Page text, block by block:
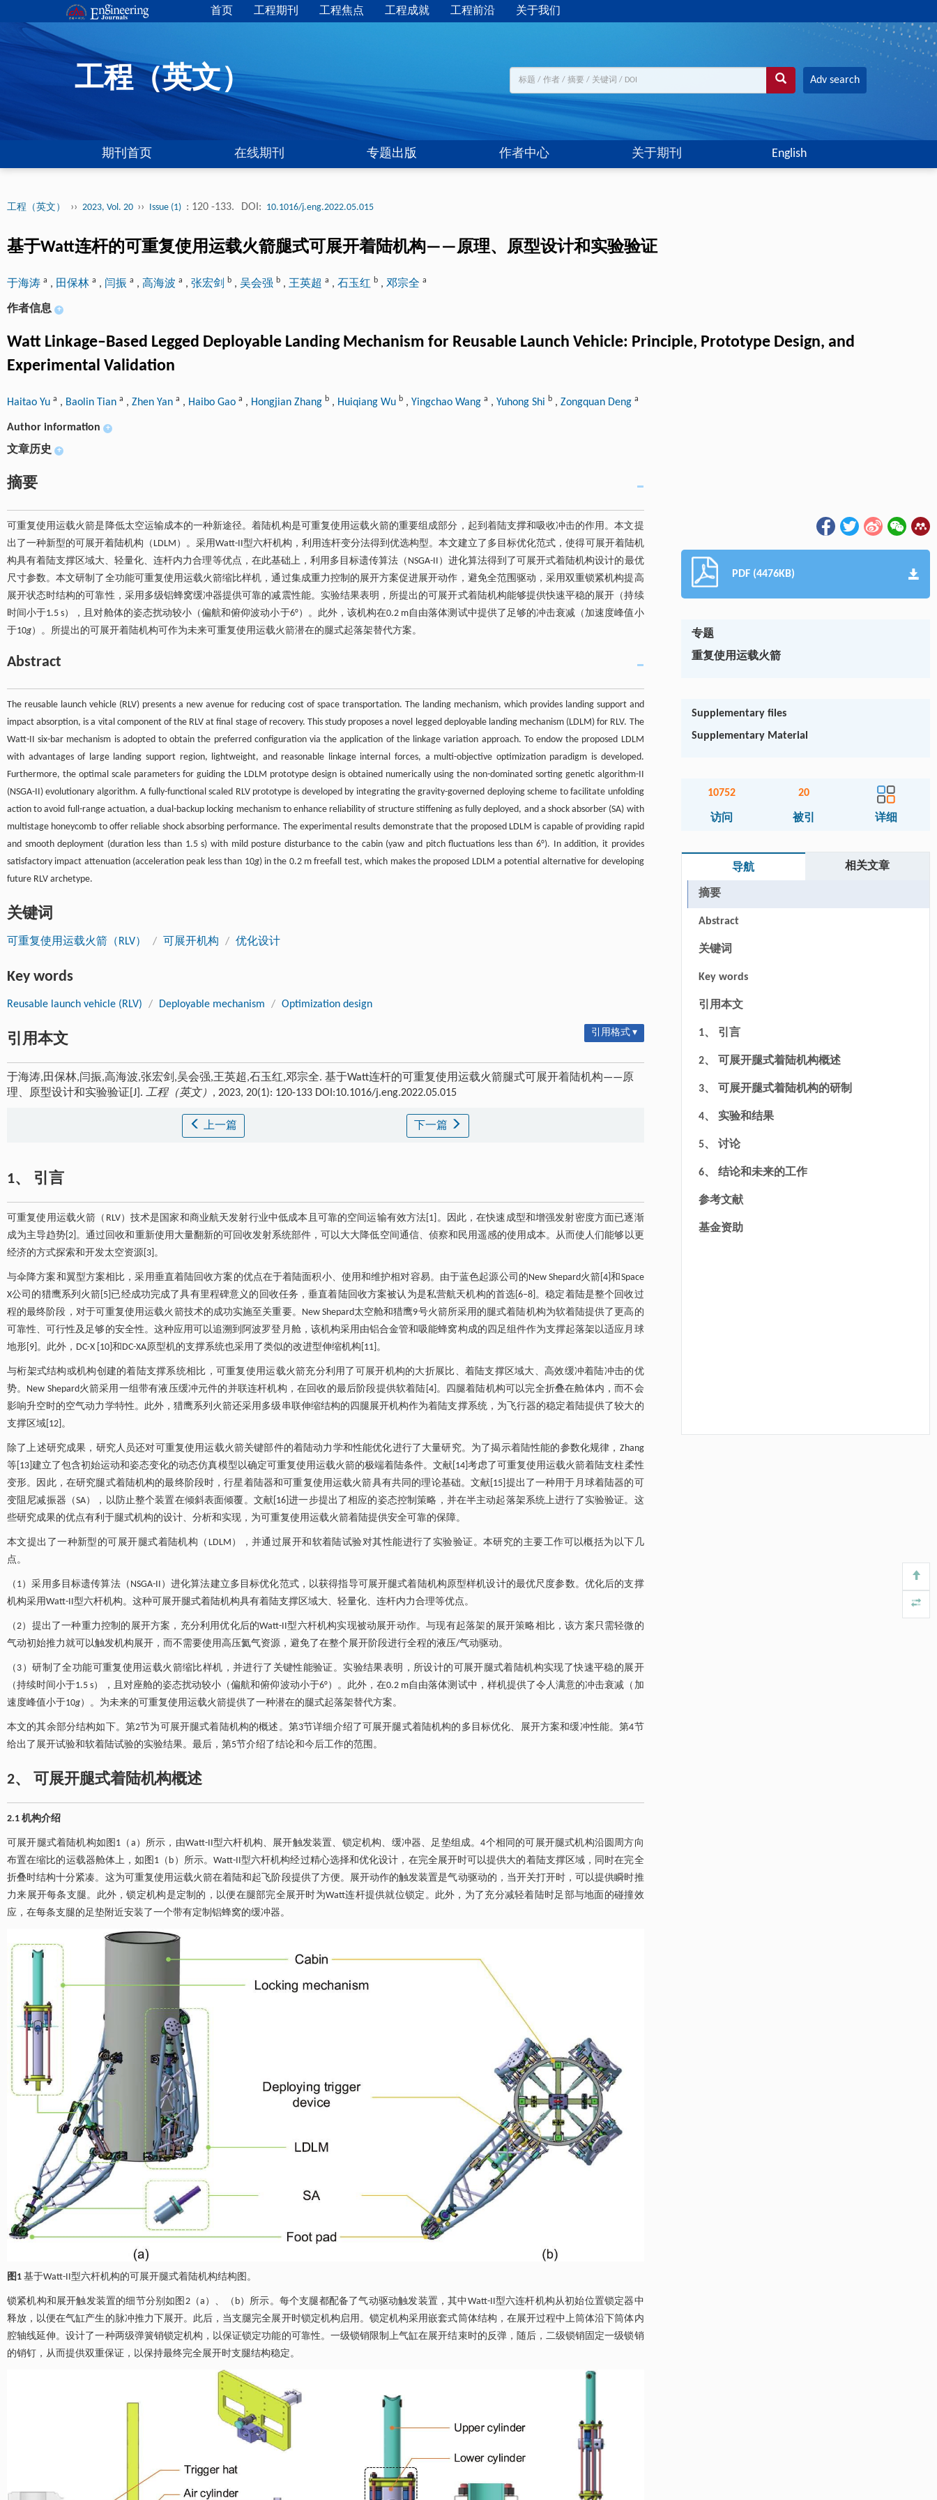
首页 工程期刊 工程焦点 工程成就 工程前沿 关于我们
工程（英文） Adv search
期刊首页 在线期刊 专题出版 作者中心 关于期刊 English
工程（英文） ›› 2023, Vol. 20 ›› Issue (1) : 120 -133. DOI: 10.1016/j.eng.2022.05.015
基于Watt连杆的可重复使用运载火箭腿式可展开着陆机构——原理、原型设计和实验验证
于海涛 a , 田保林 a , 闫振 a , 高海波 a , 张宏剑 b , 吴会强 b , 王英超 a , 石玉红 b , 邓宗全 a
作者信息 +
Watt Linkage–Based Legged Deployable Landing Mechanism for Reusable Launch Vehicle: Principle, Prototype Design, and
Experimental Validation
Haitao Yu a , Baolin Tian a , Zhen Yan a , Haibo Gao a , Hongjian Zhang b , Huiqiang Wu b , Yingchao Wang a , Yuhong Shi b , Zongquan Deng a
Author information +
文章历史 +
摘要
可重复使用运载火箭是降低太空运输成本的一种新途径。着陆机构是可重复使用运载火箭的重要组成部分，起到着陆支撑和吸收冲击的作用。本文提
出了一种新型的可展开着陆机构（LDLM）。采用Watt-II型六杆机构，利用连杆变分法得到优选构型。本文建立了多目标优化范式，使得可展开着陆机
构具有着陆支撑区域大、轻量化、连杆内力合理等优点，在此基础上，利用多目标遗传算法（NSGA-II）进化算法得到了可展开式着陆机构设计的最优
尺寸参数。本文研制了全功能可重复使用运载火箭缩比样机，通过集成重力控制的展开方案促进展开动作，避免全范围驱动，采用双重锁紧机构提高
展开状态时结构的可靠性，采用多级铝蜂窝缓冲器提供可靠的减震性能。实验结果表明，所提出的可展开式着陆机构能够提供快速平稳的展开（持续
时间小于1.5 s），且对舱体的姿态扰动较小（偏航和俯仰波动小于6°）。此外，该机构在0.2 m自由落体测试中提供了足够的冲击衰减（加速度峰值小
于10g）。所提出的可展开着陆机构可作为未来可重复使用运载火箭潜在的腿式起落架替代方案。
Abstract
The reusable launch vehicle (RLV) presents a new avenue for reducing cost of space transportation. The landing mechanism, which provides landing support and
impact absorption, is a vital component of the RLV at final stage of recovery. This study proposes a novel legged deployable landing mechanism (LDLM) for RLV. The
Watt-II six-bar mechanism is adopted to obtain the preferred configuration via the application of the linkage variation approach. To endow the proposed LDLM
with advantages of large landing support region, lightweight, and reasonable linkage internal forces, a multi-objective optimization paradigm is developed.
Furthermore, the optimal scale parameters for guiding the LDLM prototype design is obtained numerically using the non-dominated sorting genetic algorithm-II
(NSGA-II) evolutionary algorithm. A fully-functional scaled RLV prototype is developed by integrating the gravity-governed deploying scheme to facilitate unfolding
action to avoid full-range actuation, a dual-backup locking mechanism to enhance reliability of structure stiffening as fully deployed, and a shock absorber (SA) with
multistage honeycomb to offer reliable shock absorbing performance. The experimental results demonstrate that the proposed LDLM is capable of providing rapid
and smooth deployment (duration less than 1.5 s) with mild posture disturbance to the cabin (yaw and pitch fluctuations less than 6°). In addition, it provides
satisfactory impact attenuation (acceleration peak less than 10g) in the 0.2 m freefall test, which makes the proposed LDLM a potential alternative for developing
future RLV archetype.
关键词
可重复使用运载火箭（RLV） / 可展开机构 / 优化设计
Key words
Reusable launch vehicle (RLV) / Deployable mechanism / Optimization design
引用本文 引用格式 ▾
于海涛,田保林,闫振,高海波,张宏剑,吴会强,王英超,石玉红,邓宗全. 基于Watt连杆的可重复使用运载火箭腿式可展开着陆机构——原
理、原型设计和实验验证[J]. 工程（英文） , 2023, 20(1): 120-133 DOI:10.1016/j.eng.2022.05.015
上一篇 下一篇
1、 引言
可重复使用运载火箭（RLV）技术是国家和商业航天发射行业中低成本且可靠的空间运输有效方法[1]。因此，在快速成型和增强发射密度方面已逐渐
成为主导趋势[2]。通过回收和重新使用大量翻新的可回收发射系统部件，可以大大降低空间通信、侦察和民用遥感的使用成本。从而使人们能够以更
经济的方式探索和开发太空资源[3]。
与伞降方案和翼型方案相比，采用垂直着陆回收方案的优点在于着陆面积小、使用和维护相对容易。由于蓝色起源公司的New Shepard火箭[4]和Space
X公司的猎鹰系列火箭[5]已经成功完成了具有里程碑意义的回收任务，垂直着陆回收方案被认为是私营航天机构的首选[6‒8]。稳定着陆是整个回收过
程的最终阶段，对于可重复使用运载火箭技术的成功实施至关重要。New Shepard太空舱和猎鹰9号火箭所采用的腿式着陆机构为软着陆提供了更高的
可靠性、可行性及足够的安全性。这种应用可以追溯到阿波罗登月舱，该机构采用由铝合金管和吸能蜂窝构成的四足组件作为支撑起落架以适应月球
地形[9]。此外，DC-X [10]和DC-XA原型机的支撑系统也采用了类似的改进型伸缩机构[11]。
与桁架式结构或机构创建的着陆支撑系统相比，可重复使用运载火箭充分利用了可展开机构的大折展比、着陆支撑区域大、高效缓冲着陆冲击的优
势。New Shepard火箭采用一组带有液压缓冲元件的并联连杆机构，在回收的最后阶段提供软着陆[4]。四腿着陆机构可以完全折叠在舱体内，而不会
影响升空时的空气动力学特性。此外，猎鹰系列火箭还采用多级串联伸缩结构的四腿展开机构作为着陆支撑系统，为飞行器的稳定着陆提供了较大的
支撑区域[12]。
除了上述研究成果，研究人员还对可重复使用运载火箭关键部件的着陆动力学和性能优化进行了大量研究。为了揭示着陆性能的参数化规律，Zhang
等[13]建立了包含初始运动和姿态变化的动态仿真模型以确定可重复使用运载火箭的极端着陆条件。文献[14]考虑了可重复使用运载火箭着陆支柱柔性
变形。因此，在研究腿式着陆机构的最终阶段时，行星着陆器和可重复使用运载火箭具有共同的理论基础。文献[15]提出了一种用于月球着陆器的可
变阻尼减振器（SA），以防止整个装置在倾斜表面倾覆。文献[16]进一步提出了相应的姿态控制策略，并在半主动起落架系统上进行了实验验证。这
些研究成果的优点有利于腿式机构的设计、分析和实现，为可重复使用运载火箭着陆提供安全可靠的保障。
本文提出了一种新型的可展开腿式着陆机构（LDLM），并通过展开和软着陆试验对其性能进行了实验验证。本研究的主要工作可以概括为以下几
点。
（1）采用多目标遗传算法（NSGA-II）进化算法建立多目标优化范式，以获得指导可展开腿式着陆机构原型样机设计的最优尺度参数。优化后的支撑
机构采用Watt-II型六杆机构。这种可展开腿式着陆机构具有着陆支撑区域大、轻量化、连杆内力合理等优点。
（2）提出了一种重力控制的展开方案，充分利用优化后的Watt-II型六杆机构实现被动展开动作。与现有起落架的展开策略相比，该方案只需轻微的
气动初始推力就可以触发机构展开，而不需要使用高压氦气资源，避免了在整个展开阶段进行全程的液压/气动驱动。
（3）研制了全功能可重复使用运载火箭缩比样机，并进行了关键性能验证。实验结果表明，所设计的可展开腿式着陆机构实现了快速平稳的展开
（持续时间小于1.5 s），且对座舱的姿态扰动较小（偏航和俯仰波动小于6°）。此外，在0.2 m自由落体测试中，样机提供了令人满意的冲击衰减（加
速度峰值小于10g）。为未来的可重复使用运载火箭提供了一种潜在的腿式起落架替代方案。
本文的其余部分结构如下。第2节为可展开腿式着陆机构的概述。第3节详细介绍了可展开腿式着陆机构的多目标优化、展开方案和缓冲性能。第4节
给出了展开试验和软着陆试验的实验结果。最后，第5节介绍了结论和今后工作的范围。
2、 可展开腿式着陆机构概述
2.1 机构介绍
可展开腿式着陆机构如图1（a）所示，由Watt-II型六杆机构、展开触发装置、锁定机构、缓冲器、足垫组成。4个相同的可展开腿式机构沿圆周方向
布置在缩比的运载器舱体上，如图1（b）所示。Watt-II型六杆机构经过精心选择和优化设计，在完全展开时可以提供大的着陆支撑区域，同时在完全
折叠时结构十分紧凑。这为可重复使用运载火箭在着陆和起飞阶段提供了方便。展开动作的触发装置是气动驱动的，当开关打开时，可以提供瞬时推
力来展开每条支腿。此外，锁定机构是定制的，以便在腿部完全展开时为Watt连杆提供就位锁定。此外，为了充分减轻着陆时足部与地面的碰撞效
应，在每条支腿的足垫附近安装了一个带有定制铝蜂窝的缓冲器。
图1 基于Watt-II型六杆机构的可展开腿式着陆机构结构图。
锁紧机构和展开触发装置的细节分别如图2（a）、（b）所示。每个支腿都配备了气动驱动触发装置，其中Watt-II型六连杆机构从初始位置锁定器中
释放，以便在气缸产生的脉冲推力下展开。此后，当支腿完全展开时锁定机构启用。锁定机构采用嵌套式筒体结构，在展开过程中上筒体沿下筒体内
腔轴线延伸。设计了一种两级弹簧销锁定机构，以保证锁定功能的可靠性。一级锁销限制上气缸在展开结束时的反弹，随后，二级锁销固定一级锁销
的销钉，从而提供双重保证，以保持最终完全展开时支腿结构稳定。
PDF (4476KB)
专题
重复使用运载火箭
Supplementary files
Supplementary Material
10752
访问
20
被引 详细
导航 相关文章
摘要
Abstract
关键词
Key words
引用本文
1、 引言
2、 可展开腿式着陆机构概述
3、 可展开腿式着陆机构的研制
4、 实验和结果
5、 讨论
6、 结论和未来的工作
参考文献
基金资助
https://doi.org/10.1016/j.eng.2025.05.008